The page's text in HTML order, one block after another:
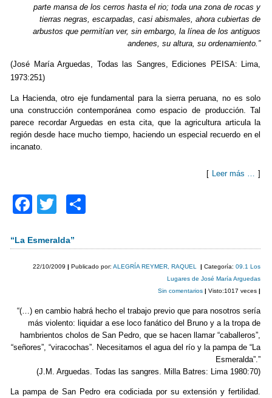
k
parte mansa de los cerros hasta el rio; toda una zona de rocas y
tierras negras, escarpadas, casi abismales, ahora cubiertas de
arbustos que permitían ver, sin embargo, la línea de los antiguos
andenes, su altura, su ordenamiento.”
(José María Arguedas, Todas las Sangres, Ediciones PEISA: Lima,
1973:251)
La Hacienda, otro eje fundamental para la sierra peruana, no es solo
una construcción contemporánea como espacio de producción. Tal
parece recordar Arguedas en esta cita, que la agricultura articula la
región desde hace mucho tiempo, haciendo un especial recuerdo en el
incanato.
[ Leer más … ]
F
c
e
o
k
T
tt
er
m
p
“La Esmeralda”
22/10/2009 | Publicado por:ALEGRÍA REYMER, RAQUEL |Categoría:09.1 Los
Lugares de José María Arguedas
Sin comentarios| Visto:1017 veces|
“(…) en cambio habrá hecho el trabajo previo que para nosotros sería
más violento: liquidar a ese loco fanático del Bruno y a la tropa de
hambrientos cholos de San Pedro, que se hacen llamar “caballeros”,
“señores”, “viracochas”. Necesitamos el agua del río y la pampa de “La
Esmeralda”.”
(J.M. Arguedas. Todas las sangres. Milla Batres: Lima 1980:70)
La pampa de San Pedro era codiciada por su extensión y fertilidad.